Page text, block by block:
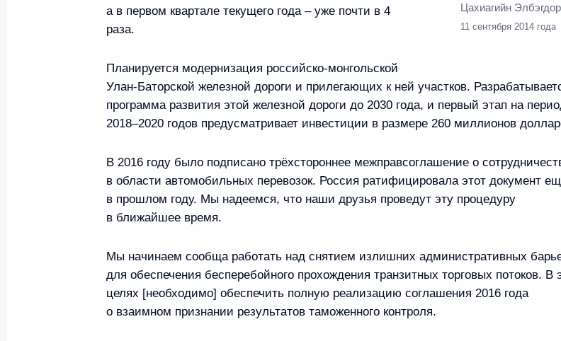
и Президентом Монголии Цахиагийн Элбэгдоржем
Подписан закон о ратификации соглашения
об урегулировании финансовых обязательств Монголии
перед Россией
31 января 2016 года, 17:00
Встреча с Председателем КНР Си Цзиньпином
и Президентом Монголии Цахиагийн Элбэгдоржем
Цахиагийн
11 сентября 2014 года
а в первом квартале текущего года – уже почти в 4
раза.
Планируется модернизация российско-монгольской
Улан-Баторской железной дороги и прилегающих к ней участков.
программа развития этой железной дороги до 2030 года, и первый этап на
2018–2020 годов предусматривает инвестиции в размере 260 миллионов
В 2016 году было подписано трёхстороннее межправсоглашение о
в области автомобильных перевозок. Россия ратифицировала этот документ
в прошлом году. Мы надеемся, что наши друзья проведут эту процедуру
в ближайшее время.
Мы начинаем сообща работать над снятием излишних административных
для обеспечения бесперебойного прохождения транзитных торговых потоков. В
целях [необходимо] обеспечить полную реализацию соглашения 2016 года
о взаимном признании результатов таможенного контроля.